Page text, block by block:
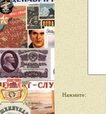
Нажмите: